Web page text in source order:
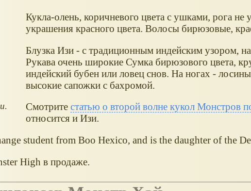
Кукла-олень, коричневого цвета с ушками, рога не
украшения красного цвета. Волосы бирюзовые,
Блузка Изи - с традиционным индейским узором,
Рукава очень широкие Сумка бирюзового цвета,
индейский бубен или ловец снов. На ногах -
высокие сапожки с бахромой.
Смотрите статью о второй волне кукол Монстров
относится и Изи.
student from Boo Hexico, and is the daughter of the
High в продаже.